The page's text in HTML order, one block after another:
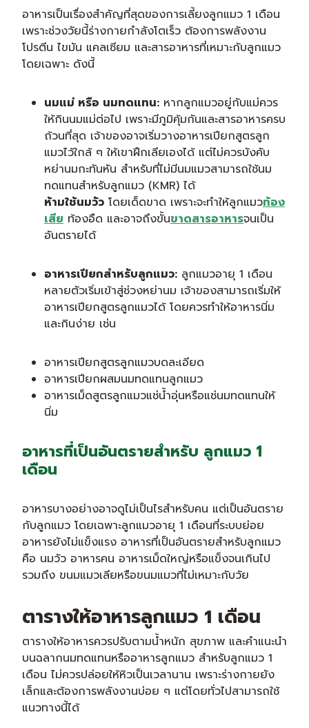
อาหารเป็นเรื่องสำคัญที่สุดของการเลี้ยงลูกแมว 1 เดือน
เพราะช่วงวัยนี้ร่างกายกำลังโตเร็ว ต้องการพลังงาน
โปรตีน ไขมัน แคลเซียม และสารอาหารที่เหมาะกับลูกแมว
โดยเฉพาะ ดังนี้
นมแม่ หรือ นมทดแทน: หากลูกแมวอยู่กับแม่ควร
ให้กินนมแม่ต่อไป เพราะมีภูมิคุ้มกันและสารอาหารครบ
ถ้วนที่สุด เจ้าของอาจเริ่มวางอาหารเปียกสูตรลูก
แมวไว้ใกล้ ๆ ให้เขาฝึกเลียเองได้ แต่ไม่ควรบังคับ
หย่านมกะทันหัน สำหรับที่ไม่มีนมแมวสามารถใช้นม
ทดแทนสำหรับลูกแมว (KMR) ได้
ห้ามใช้นมวัว โดยเด็ดขาด เพราะจะทำให้ลูกแมวท้อง
เสีย ท้องอืด และอาจถึงขั้นขาดสารอาหารจนเป็น
อันตรายได้
อาหารเปียกสำหรับลูกแมว: ลูกแมวอายุ 1 เดือน
หลายตัวเริ่มเข้าสู่ช่วงหย่านม เจ้าของสามารถเริ่มให้
อาหารเปียกสูตรลูกแมวได้ โดยควรทำให้อาหารนิ่ม
และกินง่าย เช่น
อาหารเปียกสูตรลูกแมวบดละเอียด
อาหารเปียกผสมนมทดแทนลูกแมว
อาหารเม็ดสูตรลูกแมวแช่น้ำอุ่นหรือแช่นมทดแทนให้
นิ่ม
อาหารที่เป็นอันตรายสำหรับ ลูกแมว 1
เดือน
อาหารบางอย่างอาจดูไม่เป็นไรสำหรับคน แต่เป็นอันตราย
กับลูกแมว โดยเฉพาะลูกแมวอายุ 1 เดือนที่ระบบย่อย
อาหารยังไม่แข็งแรง อาหารที่เป็นอันตรายสำหรับลูกแมว
คือ นมวัว อาหารคน อาหารเม็ดใหญ่หรือแข็งจนเกินไป
รวมถึง ขนมแมวเลียหรือขนมแมวที่ไม่เหมาะกับวัย
ตารางให้อาหารลูกแมว 1 เดือน
ตารางให้อาหารควรปรับตามน้ำหนัก สุขภาพ และคำแนะนำ
บนฉลากนมทดแทนหรืออาหารลูกแมว สำหรับลูกแมว 1
เดือน ไม่ควรปล่อยให้หิวเป็นเวลานาน เพราะร่างกายยัง
เล็กและต้องการพลังงานบ่อย ๆ แต่โดยทั่วไปสามารถใช้
แนวทางนี้ได้